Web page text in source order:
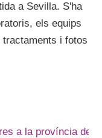
a Sevilla. S'ha
els equips
i fotos
a la província de